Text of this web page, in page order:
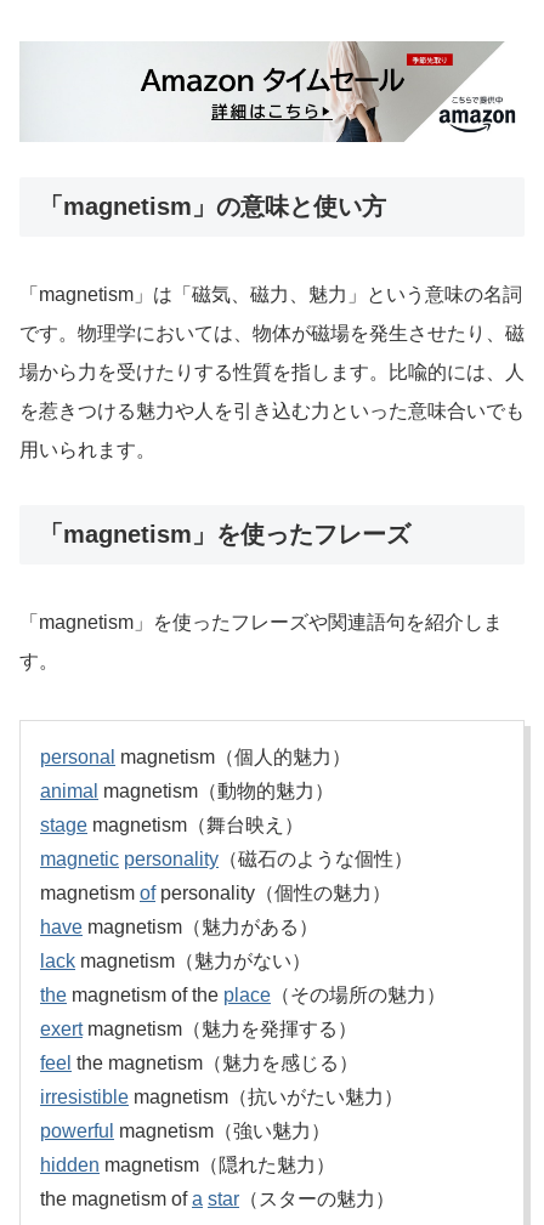
「magnetism」の意味と使い方
「magnetism」は「磁気、磁力、魅力」という意味の名詞
です。物理学においては、物体が磁場を発生させたり、磁
場から力を受けたりする性質を指します。比喩的には、人
を惹きつける魅力や人を引き込む力といった意味合いでも
用いられます。
「magnetism」を使ったフレーズ
「magnetism」を使ったフレーズや関連語句を紹介しま
す。
personal magnetism（個人的魅力）
animal magnetism（動物的魅力）
stage magnetism（舞台映え）
magnetic personality （磁石のような個性）
magnetism ofpersonality（個性の魅力）
have magnetism（魅力がある）
lack magnetism（魅力がない）
the magnetism of the place （その場所の魅力）
exertmagnetism（魅力を発揮する）
feel the magnetism（魅力を感じる）
irresistible magnetism（抗いがたい魅力）
powerful magnetism（強い魅力）
hidden magnetism（隠れた魅力）
the magnetism ofa star （スターの魅力）